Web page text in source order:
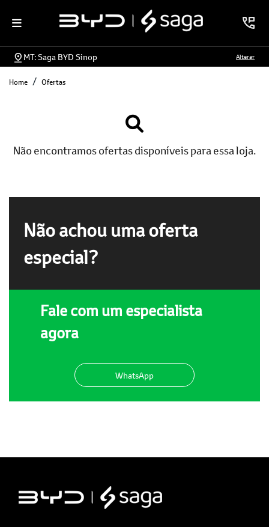
MT: Saga BYD Sinop Alterar
Home Ofertas
Não encontramos ofertas disponíveis para essa loja.
Não achou uma oferta
especial?
Fale com um especialista
agora
WhatsApp